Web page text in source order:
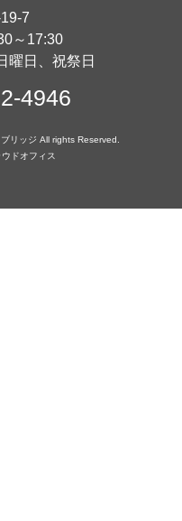
7
～17:30
曜日、祝祭日
4946
リッジ All rights Reserved.
ドオフィス